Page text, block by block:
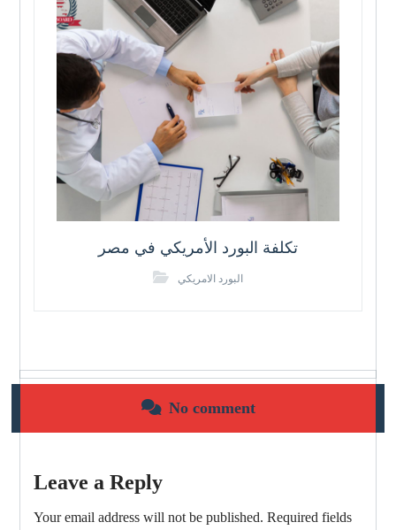
تكلفة البورد الأمريكي في مصر
البورد الامريكي
No comment
Leave a Reply
Your email address will not be published. Required fields